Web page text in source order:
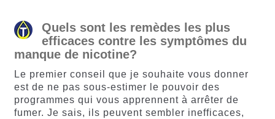
Quels sont les remèdes les plus
efficaces contre les symptômes du
manque de nicotine?
Le premier conseil que je souhaite vous donner
est de ne pas sous-estimer le pouvoir des
programmes qui vous apprennent à arrêter de
fumer. Je sais, ils peuvent sembler inefficaces,